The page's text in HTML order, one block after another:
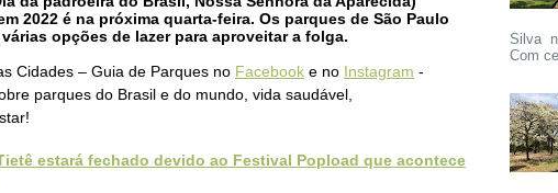
2022 é na próxima quarta-feira. Os parques de São Paulo
opções de lazer para aproveitar a folga.
Cidades – Guia de Parques no Facebook e no Instagram -
parques do Brasil e do mundo, vida saudável,
estará fechado devido ao Festival Popload que acontece
Silva
Com